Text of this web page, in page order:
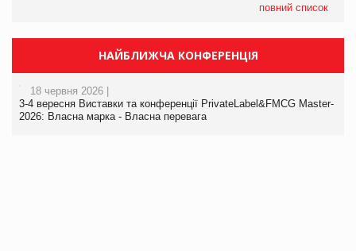
повний список
НАЙБЛИЖЧА КОНФЕРЕНЦІЯ
18 червня 2026 |
3-4 вересня Виставки та конференції PrivateLabel&FMCG Master-
2026: Власна марка - Власна перевага